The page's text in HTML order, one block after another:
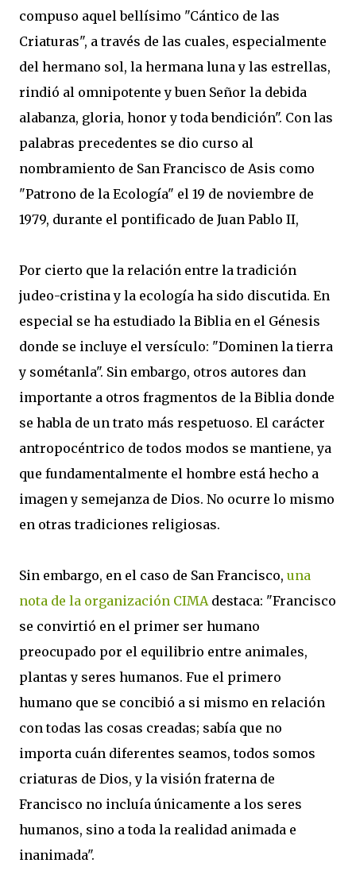
compuso aquel bellísimo "Cántico de las
Criaturas", a través de las cuales, especialmente
del hermano sol, la hermana luna y las estrellas,
rindió al omnipotente y buen Señor la debida
alabanza, gloria, honor y toda bendición". Con las
palabras precedentes se dio curso al
nombramiento de San Francisco de Asis como
"Patrono de la Ecología" el 19 de noviembre de
1979, durante el pontificado de Juan Pablo II,
Por cierto que la relación entre la tradición
judeo-cristina y la ecología ha sido discutida. En
especial se ha estudiado la Biblia en el Génesis
donde se incluye el versículo: "Dominen la tierra
y sométanla". Sin embargo, otros autores dan
importante a otros fragmentos de la Biblia donde
se habla de un trato más respetuoso. El carácter
antropocéntrico de todos modos se mantiene, ya
que fundamentalmente el hombre está hecho a
imagen y semejanza de Dios. No ocurre lo mismo
en otras tradiciones religiosas.
Sin embargo, en el caso de San Francisco, una
nota de la organización CIMAdestaca: "Francisco
se convirtió en el primer ser humano
preocupado por el equilibrio entre animales,
plantas y seres humanos. Fue el primero
humano que se concibió a si mismo en relación
con todas las cosas creadas; sabía que no
importa cuán diferentes seamos, todos somos
criaturas de Dios, y la visión fraterna de
Francisco no incluía únicamente a los seres
humanos, sino a toda la realidad animada e
inanimada".